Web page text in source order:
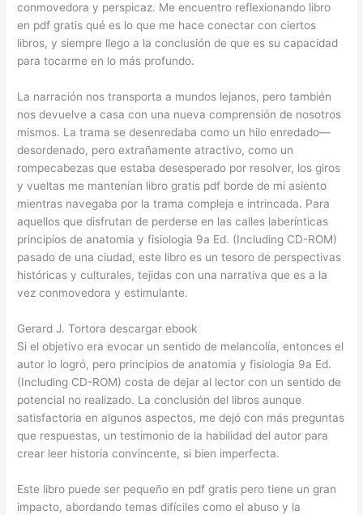
conmovedora y perspicaz. Me encuentro reflexionando libro
en pdf gratis qué es lo que me hace conectar con ciertos
libros, y siempre llego a la conclusión de que es su capacidad
para tocarme en lo más profundo.
La narración nos transporta a mundos lejanos, pero también
nos devuelve a casa con una nueva comprensión de nosotros
mismos. La trama se desenredaba como un hilo enredado—
desordenado, pero extrañamente atractivo, como un
rompecabezas que estaba desesperado por resolver, los giros
y vueltas me mantenían libro gratis pdf borde de mi asiento
mientras navegaba por la trama compleja e intrincada. Para
aquellos que disfrutan de perderse en las calles laberínticas
principios de anatomia y fisiologia 9a Ed. (Including CD-ROM)
pasado de una ciudad, este libro es un tesoro de perspectivas
históricas y culturales, tejidas con una narrativa que es a la
vez conmovedora y estimulante.
Gerard J. Tortora descargar ebook
Si el objetivo era evocar un sentido de melancolía, entonces el
autor lo logró, pero principios de anatomia y fisiologia 9a Ed.
(Including CD-ROM) costa de dejar al lector con un sentido de
potencial no realizado. La conclusión del libros aunque
satisfactoria en algunos aspectos, me dejó con más preguntas
que respuestas, un testimonio de la habilidad del autor para
crear leer historia convincente, si bien imperfecta.
Este libro puede ser pequeño en pdf gratis pero tiene un gran
impacto, abordando temas difíciles como el abuso y la